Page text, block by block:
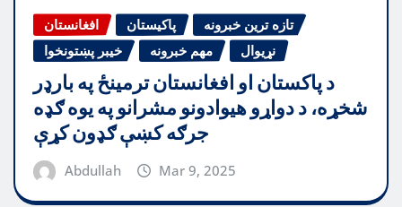
افغانستان پاکیستان
تازه ترین خبرونه
خیبر پښتونخوا
مهم خبرونه نړیوال
د پاکستان او افغانستان ترمینځ په بارډر
شخړه، د دواړو هیوادونو مشرانو په یوه ګډه
جرګه کښې ګډون کړې
Abdullah Mar 9, 2025